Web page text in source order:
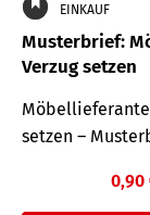
EINKAUF
Musterbrief:
Verzug setzen
setzen –
0,90